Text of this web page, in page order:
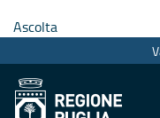
Ascolta